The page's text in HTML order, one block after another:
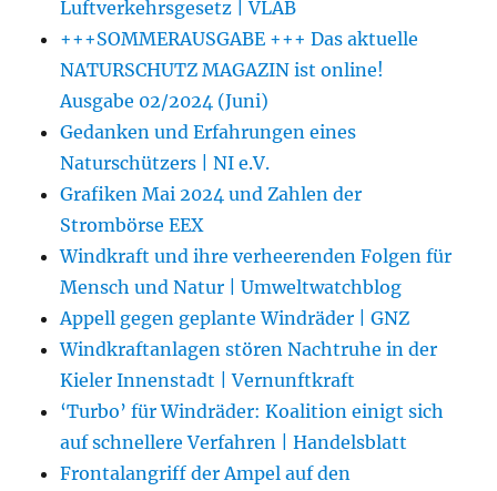
Luftverkehrsgesetz | VLAB
+++SOMMERAUSGABE +++ Das aktuelle
NATURSCHUTZ MAGAZIN ist online!
Ausgabe 02/2024 (Juni)
Gedanken und Erfahrungen eines
Naturschützers | NI e.V.
Grafiken Mai 2024 und Zahlen der
Strombörse EEX
Windkraft und ihre verheerenden Folgen für
Mensch und Natur | Umweltwatchblog
Appell gegen geplante Windräder | GNZ
Windkraftanlagen stören Nachtruhe in der
Kieler Innenstadt | Vernunftkraft
‘Turbo’ für Windräder: Koalition einigt sich
auf schnellere Verfahren | Handelsblatt
Frontalangriff der Ampel auf den